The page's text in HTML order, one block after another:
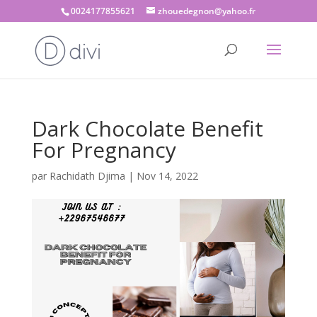
0024177855621 zhouedegnon@yahoo.fr
Dark Chocolate Benefit
For Pregnancy
par Rachidath Djima | Nov 14, 2022